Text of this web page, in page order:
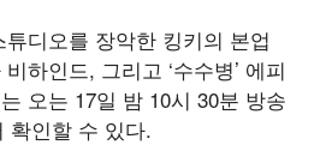
디오를 장악한 킹키의 본업
하인드, 그리고 ‘수수병’ 에피
오는 17일 밤 10시 30분 방송
확인할 수 있다.